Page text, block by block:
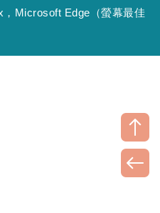
Microsoft Edge（螢幕最佳